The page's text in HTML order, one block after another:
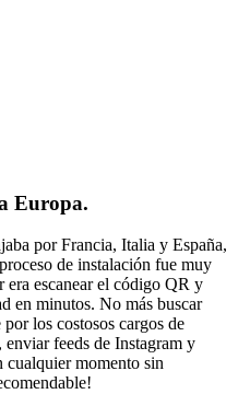
Europa.
por Francia, Italia y España,
de instalación fue muy
era escanear el código QR y
en minutos. No más buscar
los costosos cargos de
feeds de Instagram y
cualquier momento sin